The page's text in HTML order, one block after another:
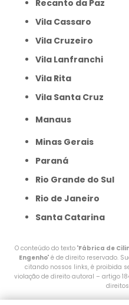
Recanto da Paz
Vila Cassaro
Vila Cruzeiro
Vila Lanfranchi
Vila Rita
Vila Santa Cruz
Manaus
Minas Gerais
Paraná
Rio Grande do Sul
Rio de Janeiro
Santa Catarina
O conteúdo do texto "Fábrica de
Engenho" é de direito reservado.
citando nossos links, é proibida
violação de direito autoral – artigo